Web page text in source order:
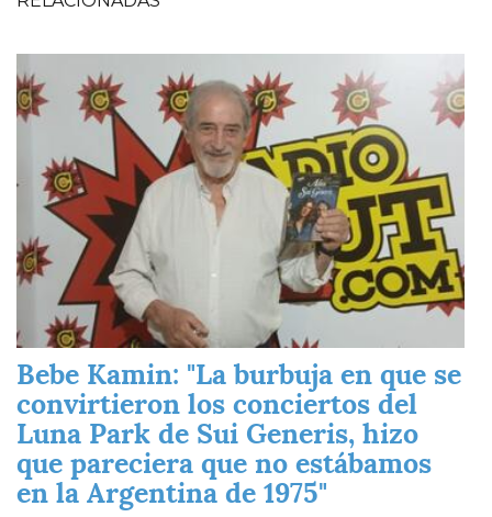
Bebe Kamin: "La burbuja en que se
convirtieron los conciertos del
Luna Park de Sui Generis, hizo
que pareciera que no estábamos
en la Argentina de 1975"